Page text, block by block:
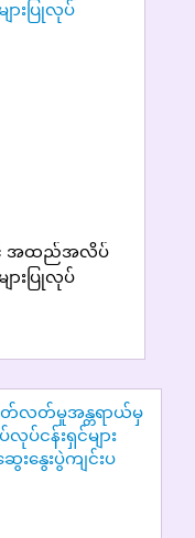
င် အထည်အလိပ်
ားပြုလုပ်